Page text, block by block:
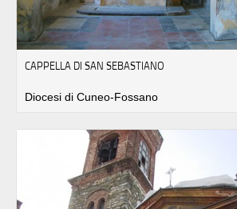
CAPPELLA DI SAN SEBASTIANO
Diocesi di Cuneo-Fossano